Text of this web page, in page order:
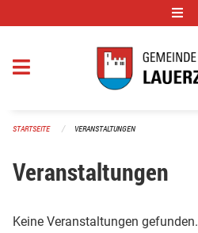
STARTSEITE VERANSTALTUNGEN
Veranstaltungen
Keine Veranstaltungen gefunden.